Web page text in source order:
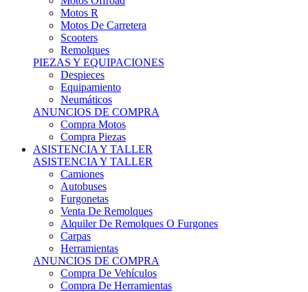
Motos R
Motos De Carretera
Scooters
Remolques
PIEZAS Y EQUIPACIONES
Despieces
Equipamiento
Neumáticos
ANUNCIOS DE COMPRA
Compra Motos
Compra Piezas
ASISTENCIA Y TALLER
ASISTENCIA Y TALLER
Camiones
Autobuses
Furgonetas
Venta De Remolques
Alquiler De Remolques O Furgones
Carpas
Herramientas
ANUNCIOS DE COMPRA
Compra De Vehículos
Compra De Herramientas